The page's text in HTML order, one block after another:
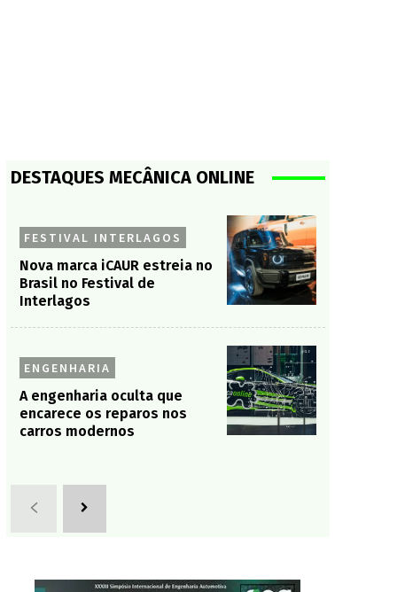
DESTAQUES MECÂNICA ONLINE
FESTIVAL INTERLAGOS
Nova marca iCAUR estreia no
Brasil no Festival de
Interlagos
ENGENHARIA
A engenharia oculta que
encarece os reparos nos
carros modernos